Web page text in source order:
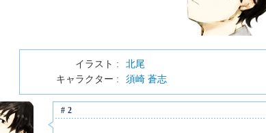
イラスト :
北尾
キャラクター :
須崎 蒼志
#2